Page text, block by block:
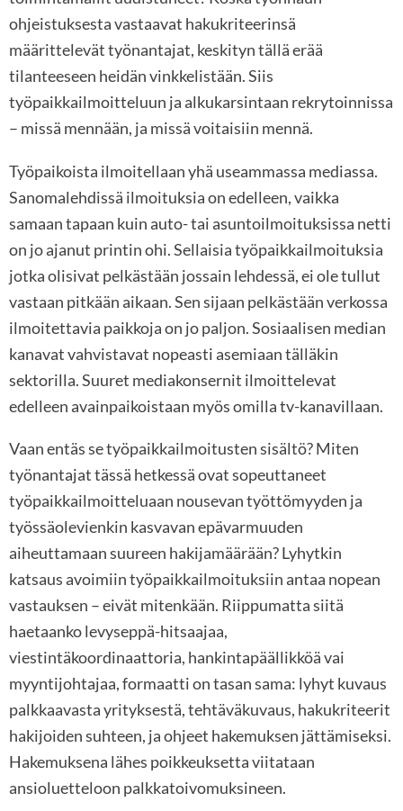
ohjeistuksesta vastaavat hakukriteerinsä
määrittelevät työnantajat, keskityn tällä erää
tilanteeseen heidän vinkkelistään. Siis
työpaikkailmoitteluun ja alkukarsintaan rekrytoinnissa
– missä mennään, ja missä voitaisiin mennä.
Työpaikoista ilmoitellaan yhä useammassa mediassa.
Sanomalehdissä ilmoituksia on edelleen, vaikka
samaan tapaan kuin auto- tai asuntoilmoituksissa netti
on jo ajanut printin ohi. Sellaisia työpaikkailmoituksia
jotka olisivat pelkästään jossain lehdessä, ei ole tullut
vastaan pitkään aikaan. Sen sijaan pelkästään verkossa
ilmoitettavia paikkoja on jo paljon. Sosiaalisen median
kanavat vahvistavat nopeasti asemiaan tälläkin
sektorilla. Suuret mediakonsernit ilmoittelevat
edelleen avainpaikoistaan myös omilla tv-kanavillaan.
Vaan entäs se työpaikkailmoitusten sisältö? Miten
työnantajat tässä hetkessä ovat sopeuttaneet
työpaikkailmoitteluaan nousevan työttömyyden ja
työssäolevienkin kasvavan epävarmuuden
aiheuttamaan suureen hakijamäärään? Lyhytkin
katsaus avoimiin työpaikkailmoituksiin antaa nopean
vastauksen – eivät mitenkään. Riippumatta siitä
haetaanko levyseppä-hitsaajaa,
viestintäkoordinaattoria, hankintapäällikköä vai
myyntijohtajaa, formaatti on tasan sama: lyhyt kuvaus
palkkaavasta yrityksestä, tehtäväkuvaus, hakukriteerit
hakijoiden suhteen, ja ohjeet hakemuksen jättämiseksi.
Hakemuksena lähes poikkeuksetta viitataan
ansioluetteloon palkkatoivomuksineen.